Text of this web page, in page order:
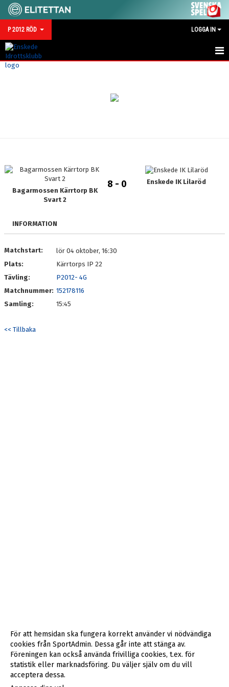
P 2012 RÖD LOGGA IN
HEM
BILDGALLERI
KONTAKT
Bagarmossen Kärrtorp BK
Svart 2
8 - 0 Enskede IK Lilaröd
INFORMATION
Matchstart:
lör 04 oktober, 16:30
Plats:
Kärrtorps IP 22
Tävling:
P2012- 4G
Matchnummer: 152178116
Samling:
15:45
<< Tillbaka
För att hemsidan ska fungera korrekt använder vi nödvändiga
cookies från SportAdmin. Dessa går inte att stänga av.
Föreningen kan också använda frivilliga cookies, t.ex. för
statistik eller marknadsföring. Du väljer själv om du vill
acceptera dessa.